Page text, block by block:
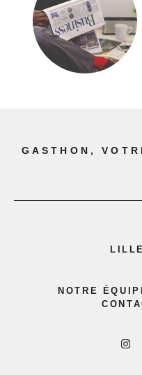
GASTHON,
NOTRE